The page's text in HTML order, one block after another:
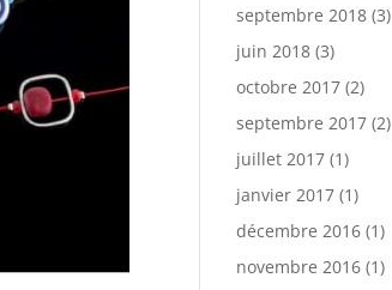
septembre 2018 (3)
juin 2018 (3)
octobre 2017 (2)
septembre 2017 (2)
juillet 2017 (1)
janvier 2017 (1)
décembre 2016 (1)
novembre 2016 (1)